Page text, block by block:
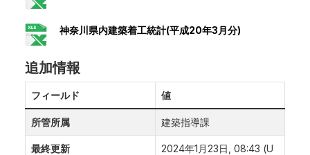
神奈川県内建築着工統計(平成20年3月分)
追加情報
フィールド 値
所管所属 建築指導課
最終更新
2024年1月23日, 08:43 (U